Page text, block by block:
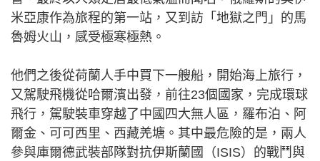
米亞康作為旅程的第一站，又到訪「地獄之門」的馬
魯姆火山，感受極寒極熱。
他們之後從荷蘭人手中買下一艘船，開始海上旅行，
又駕駛飛機從哈爾濱出發，前往23個國家，完成環球
飛行，駕駛裝車穿越了中國四大無人區，羅布泊、阿
爾金、可可西里、西藏羌塘。其中最危險的是，兩人
參與庫爾德武裝部隊對抗伊斯蘭國（ISIS）的戰鬥與